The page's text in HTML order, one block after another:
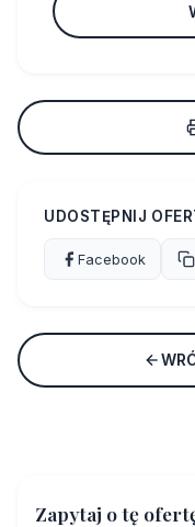
UDOSTĘPNIJ
Facebook
Zapytaj o tę